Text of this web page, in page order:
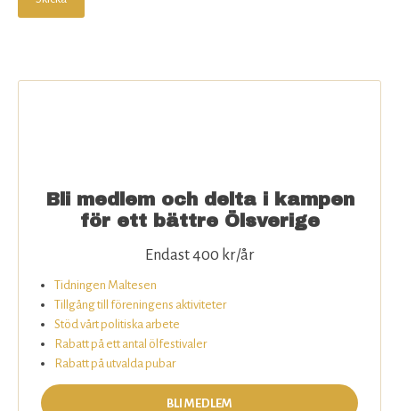
Bli medlem och delta i kampen
för ett bättre Ölsverige
Endast 400 kr/år
Tidningen Maltesen
Tillgång till föreningens aktiviteter
Stöd vårt politiska arbete
Rabatt på ett antal ölfestivaler
Rabatt på utvalda pubar
BLI MEDLEM